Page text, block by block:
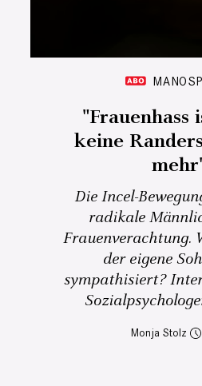
"Frauenhass
keine
Die Incel-
radikale
Frauenverachtung.
der eigene
sympathisiert?
Monja Stolz